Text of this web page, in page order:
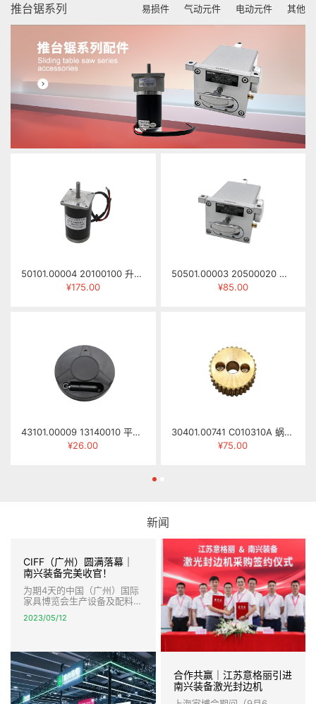
推台锯系列 易损件 气动元件 电动元件 其他
50101.00004 20100100 升降电机 57ZYN041 DC24V 3500RPM 0.3N.M
¥175.00
50501.00003 20500020 手拉注油泵 NKHL-8R（NB左向封边机用）
¥85.00
43101.00009 13140010 平面手轮 φ16×φ183
¥26.00
30401.00741 C010310A 蜗轮 MJ263-0310C
¥75.00
新闻
CIFF（广州）圆满落幕｜
南兴装备完美收官！
为期4天的中国（广州）国际
家具博览会生产设备及配料展
官。 本届展会，南兴装备以
光封边，柔性封边连线、高速
智能钻孔以及智能生产线等创
新技术和解决方案，引爆全
场，盛况空前，宾客盈门，签
约不断。
2023/05/12
合作共赢｜江苏意格丽引进
南兴装备激光封边机